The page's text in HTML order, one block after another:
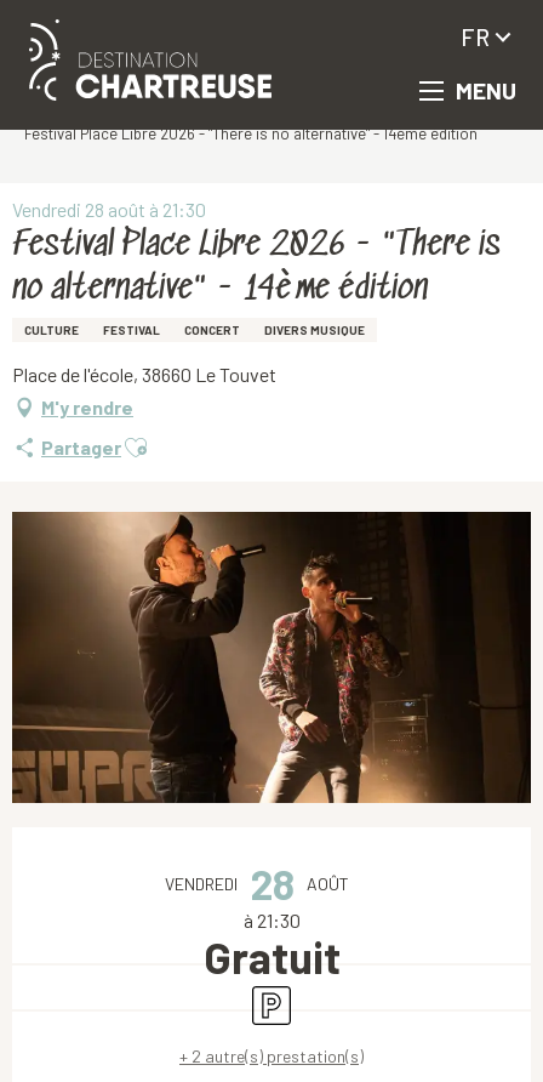
Aller
MENU
FR
Festival Place Libre 2026 - "There is no alternative" - 14ème édition
Vendredi 28 août à 21:30
Festival Place Libre 2026 - "There is
no alternative" - 14ème édition
CULTURE FESTIVAL CONCERT DIVERS MUSIQUE
Place de l'école, 38660 Le Touvet
M'y rendre
PartagerAjouter aux favoris
VENDREDI 28 AOÛT
à 21:30
Gratuit
Parking
+ 2 autre(s) prestation(s)